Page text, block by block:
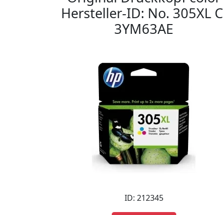
Hersteller-ID: No. 305XL
3YM63AE
ID: 212345